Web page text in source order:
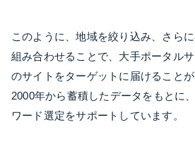
このように、地域を絞り込み、さら
組み合わせることで、大手ポータル
のサイトをターゲットに届けること
2000年から蓄積したデータをもとに
ワード選定をサポートしています。